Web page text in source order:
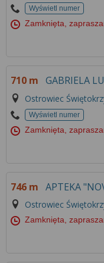
Wyświetl numer
Zamknięta,
710 m GABRIELA
Ostrowiec
Wyświetl numer
Zamknięta,
746 m APTEKA
Ostrowiec
Zamknięta,